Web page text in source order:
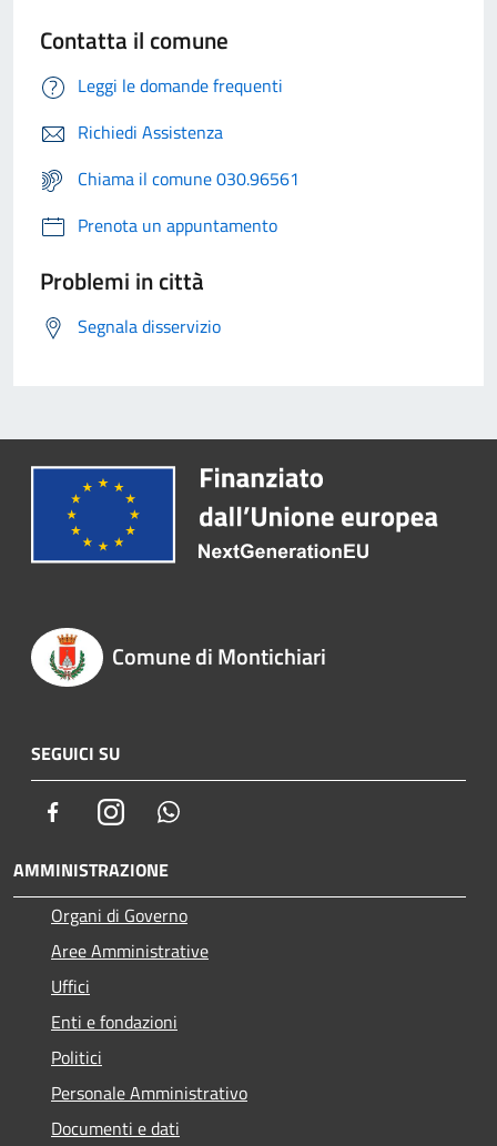
Contatta il comune
Leggi le domande frequenti
Richiedi Assistenza
Chiama il comune 030.96561
Prenota un appuntamento
Problemi in città
Segnala disservizio
Comune di Montichiari
SEGUICI SU
FacebookInstagram
AMMINISTRAZIONE
Organi di Governo
Aree Amministrative
Uffici
Enti e fondazioni
Politici
Personale Amministrativo
Documenti e dati